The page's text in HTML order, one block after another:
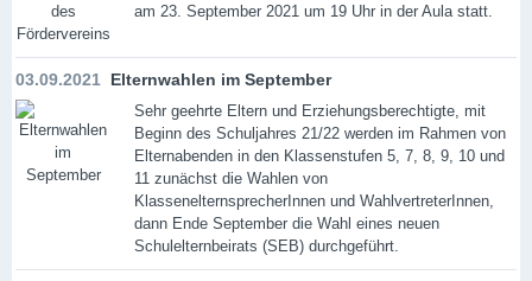
am 23. September 2021 um 19 Uhr in der Aula statt.
03.09.2021 Elternwahlen im September
Sehr geehrte Eltern und Erziehungsberechtigte, mit
Beginn des Schuljahres 21/22 werden im Rahmen von
Elternabenden in den Klassenstufen 5, 7, 8, 9, 10 und
11 zunächst die Wahlen von
KlassenelternsprecherInnen und WahlvertreterInnen,
dann Ende September die Wahl eines neuen
Schulelternbeirats (SEB) durchgeführt.